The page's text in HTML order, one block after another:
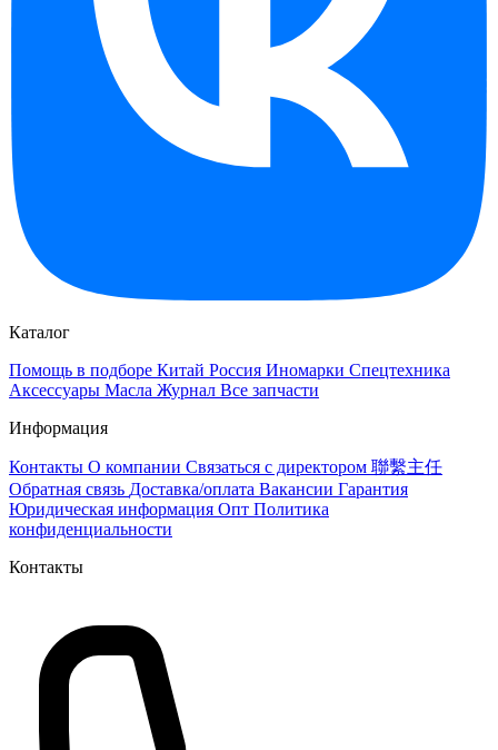
Каталог
Помощь в подборе Китай Россия Иномарки Спецтехника
Аксессуары Масла Журнал Все запчасти
Информация
Контакты О компании Связаться с директором 聯繫主任
Обратная связь Доставка/оплата Вакансии Гарантия
Юридическая информация Опт Политика
конфиденциальности
Контакты